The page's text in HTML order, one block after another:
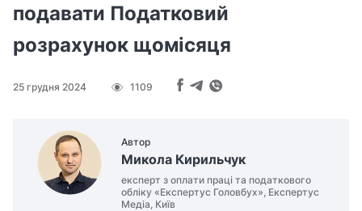
подавати Податковий
розрахунок щомісяця
25 грудня 2024 1109
Автор
Микола Кирильчук
експерт з оплати праці та податкового
обліку «Експертус Головбух», Експертус
Медіа, Київ